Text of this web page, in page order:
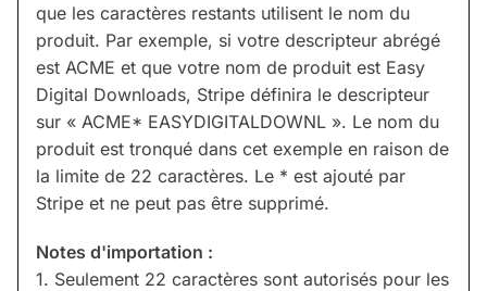
que les caractères restants utilisent le nom du
produit. Par exemple, si votre descripteur abrégé
est ACME et que votre nom de produit est Easy
Digital Downloads, Stripe définira le descripteur
sur « ACME* EASYDIGITALDOWNL ». Le nom du
produit est tronqué dans cet exemple en raison de
la limite de 22 caractères. Le * est ajouté par
Stripe et ne peut pas être supprimé.
Notes d'importation :
1. Seulement 22 caractères sont autorisés pour les